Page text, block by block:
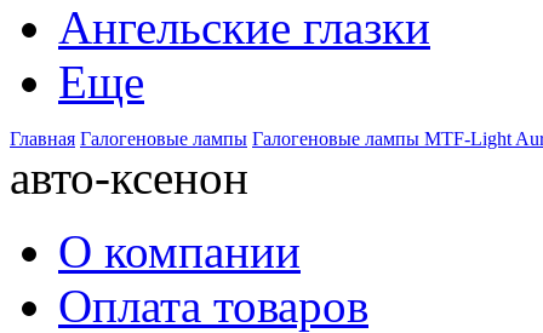
Ангельские глазки
Еще
Главная Галогеновые лампы Галогеновые лампы MTF-Light
авто-ксенон
О компании
Оплата товаров